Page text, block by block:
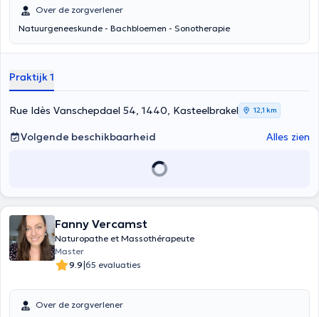
Over de zorgverlener
Natuurgeneeskunde - Bachbloemen - Sonotherapie
Praktijk 1
Rue Idès Vanschepdael 54, 1440, Kasteelbrakel 12,1 km
Volgende beschikbaarheid Alles zien
Fanny Vercamst
Naturopathe et Massothérapeute
Master
9.9|65 evaluaties
Over de zorgverlener